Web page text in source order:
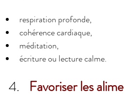
respiration profonde,
cohérence cardiaque,
méditation,
écriture ou lecture calme.
Favoriser les